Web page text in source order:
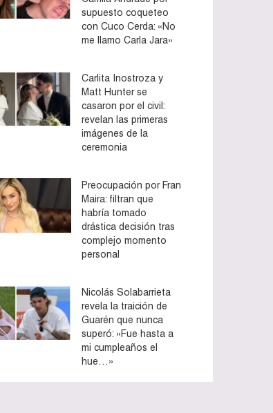
supuesto coqueteo
con Cuco Cerda: «No
me llamo Carla Jara»
Carlita Inostroza y
Matt Hunter se
casaron por el civil:
revelan las primeras
imágenes de la
ceremonia
Preocupación por Fran
Maira: filtran que
habría tomado
drástica decisión tras
complejo momento
personal
Nicolás Solabarrieta
revela la traición de
Guarén que nunca
superó: «Fue hasta a
mi cumpleaños el
hue…»